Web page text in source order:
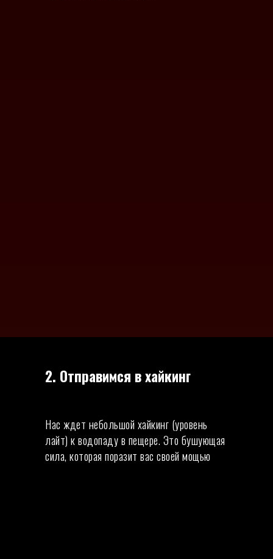
Нас ждет небольшой хайкинг (уровень
лайт) к водопаду в пещере. Это бушующая
сила, которая поразит вас своей мощью
2. Отправимся в хайкинг